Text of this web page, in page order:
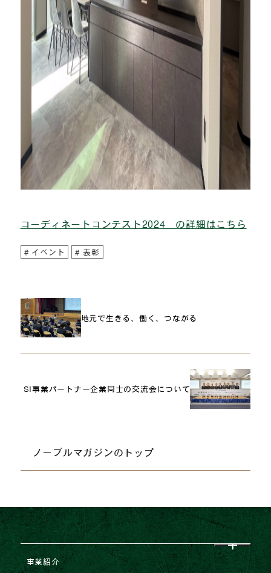
コーディネートコンテスト2024 の詳細はこちら
イベント 表彰
地元で生きる、働く、つながる
SI事業パートナー企業同士の交流会について
ノーブルマガジンのトップ
事業紹介